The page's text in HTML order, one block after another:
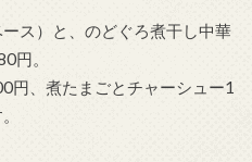
ス）と、のどぐろ煮干し中華
円。
円、煮たまごとチャーシュー1